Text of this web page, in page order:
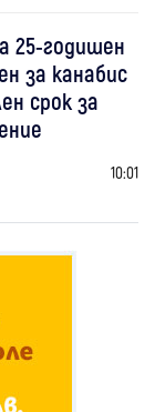
25-годишен
за канабис
срок за
10:01